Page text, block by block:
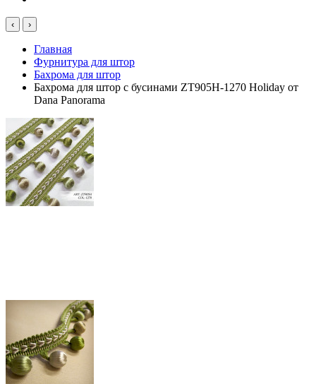
‹ ›
Главная
Фурнитура для штор
Бахрома для штор
Бахрома для штор с бусинами ZT905H-1270 Holiday от
Dana Panorama